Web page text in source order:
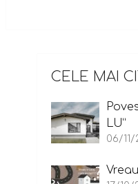
CELE MAI
LU”
06/11/